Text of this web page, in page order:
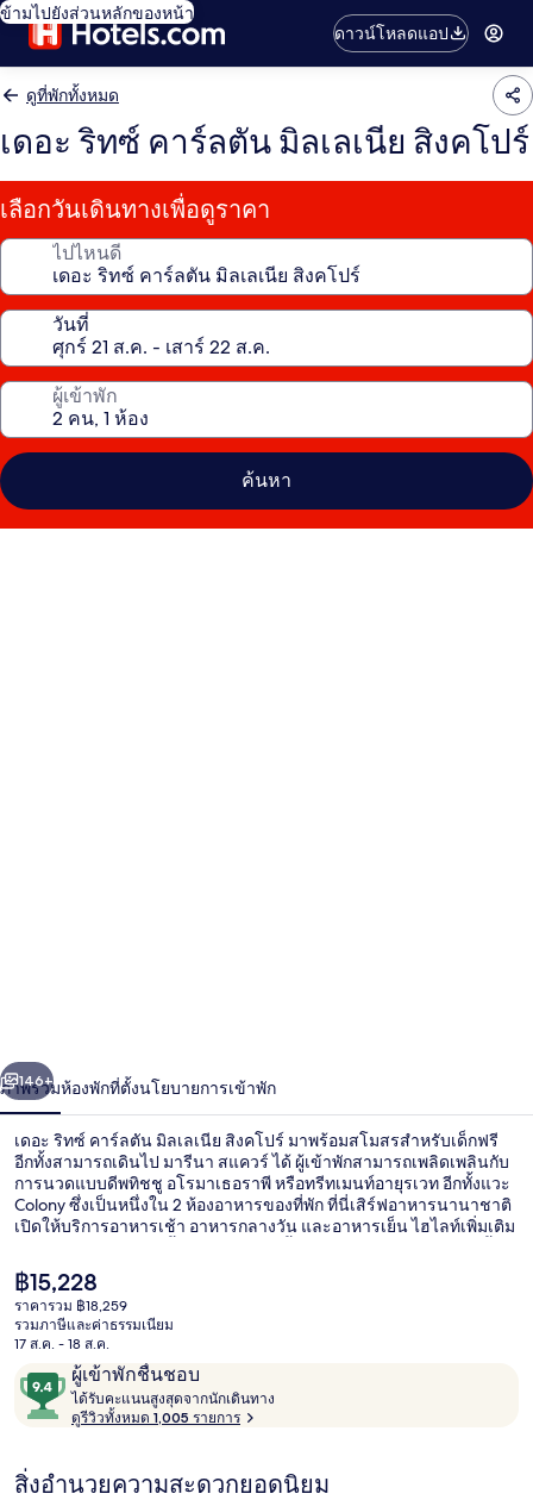
ข้ามไปยังส่วนหลักของหน้า
ดาวน์โหลดแอป
ดูที่พักทั้งหมด
เดอะ ริทซ์ คาร์ลตัน มิลเลเนีย สิงคโปร์
เลือกวันเดินทางเพื่อดูราคา
ไปไหนดี
วันที่
ผู้เข้าพัก
ค้นหา
มิลเล
เนีย
สิงคโปร์
า
ถัดไป
146+
ภาพรวมห้องพักที่ตั้งนโยบายการเข้าพัก
เดอะ ริทซ์ คาร์ลตัน มิลเลเนีย สิงคโปร์ มาพร้อมสโมสรสำหรับเด็กฟรี
อีกทั้งสามารถเดินไป มารีนา สแควร์ ได้ ผู้เข้าพักสามารถเพลิดเพลินกับ
การนวดแบบดีพทิชชู อโรมาเธอราพี หรือทรีทเมนท์อายุรเวท อีกทั้งแวะ
Colony ซึ่งเป็นหนึ่งใน 2 ห้องอาหารของที่พัก ที่นี่เสิร์ฟอาหารนานาชาติ
เปิดให้บริการอาหารเช้า อาหารกลางวัน และอาหารเย็น ไฮไลท์เพิ่มเติม
และฟิตเนส 24 ชม. นักเดินทางล้วนประทับใจพนักงานและสภาพที่พัก
ที่พักนี้อยู่ใกล้ขนส่งสาธารณะ: เดิน 7 นาทีถึง สถานี Promena และ 11
นาทีถึง สถานี Esplanade
ราคา
ปัจจุบัน
฿15,228
฿15,228
ราคารวม ฿18,259
รวมภาษีและค่าธรรมเนียม
17 ส.ค. - 18 ส.ค.
รีวิว ผู้เข้าพักชื่นชอบ
9.4
จาก
10,
เข้า
ได้รับคะแนนสูงสุดจากนักเดินทาง
ค
ดูรีวิวทั้งหมด 1,005 รายการ
สิ่งอำนวยความสะดวกยอดนิยม